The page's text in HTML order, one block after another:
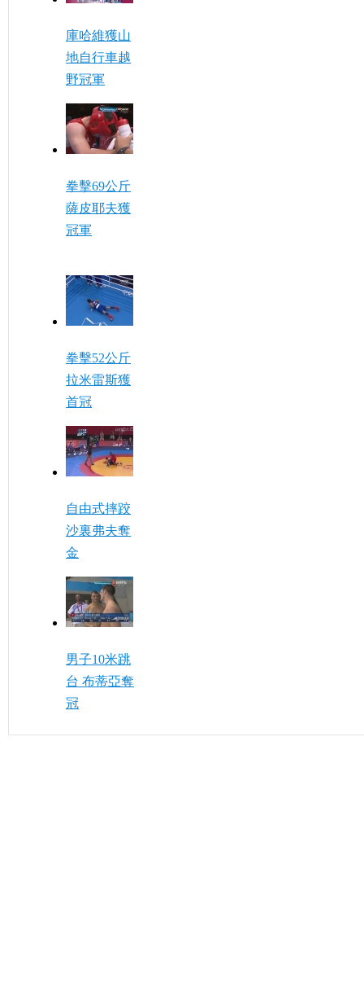
庫哈維獲山
地自行車越
野冠軍
拳擊69公斤
薩皮耶夫獲
冠軍
拳擊52公斤
拉米雷斯獲
首冠
自由式摔跤
沙裏弗夫奪
金
男子10米跳
台 布蒂亞奪
冠